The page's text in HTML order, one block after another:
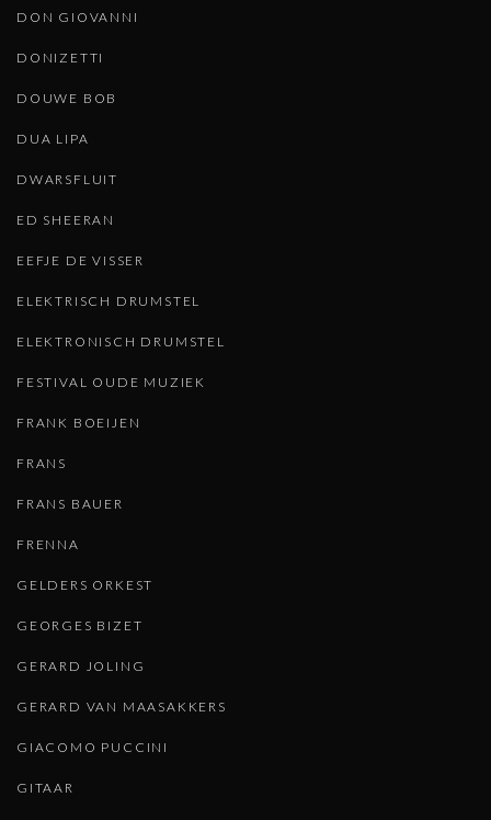
DON GIOVANNI
DONIZETTI
DOUWE BOB
DUA LIPA
DWARSFLUIT
ED SHEERAN
EEFJE DE VISSER
ELEKTRISCH DRUMSTEL
ELEKTRONISCH DRUMSTEL
FESTIVAL OUDE MUZIEK
FRANK BOEIJEN
FRANS
FRANS BAUER
FRENNA
GELDERS ORKEST
GEORGES BIZET
GERARD JOLING
GERARD VAN MAASAKKERS
GIACOMO PUCCINI
GITAAR